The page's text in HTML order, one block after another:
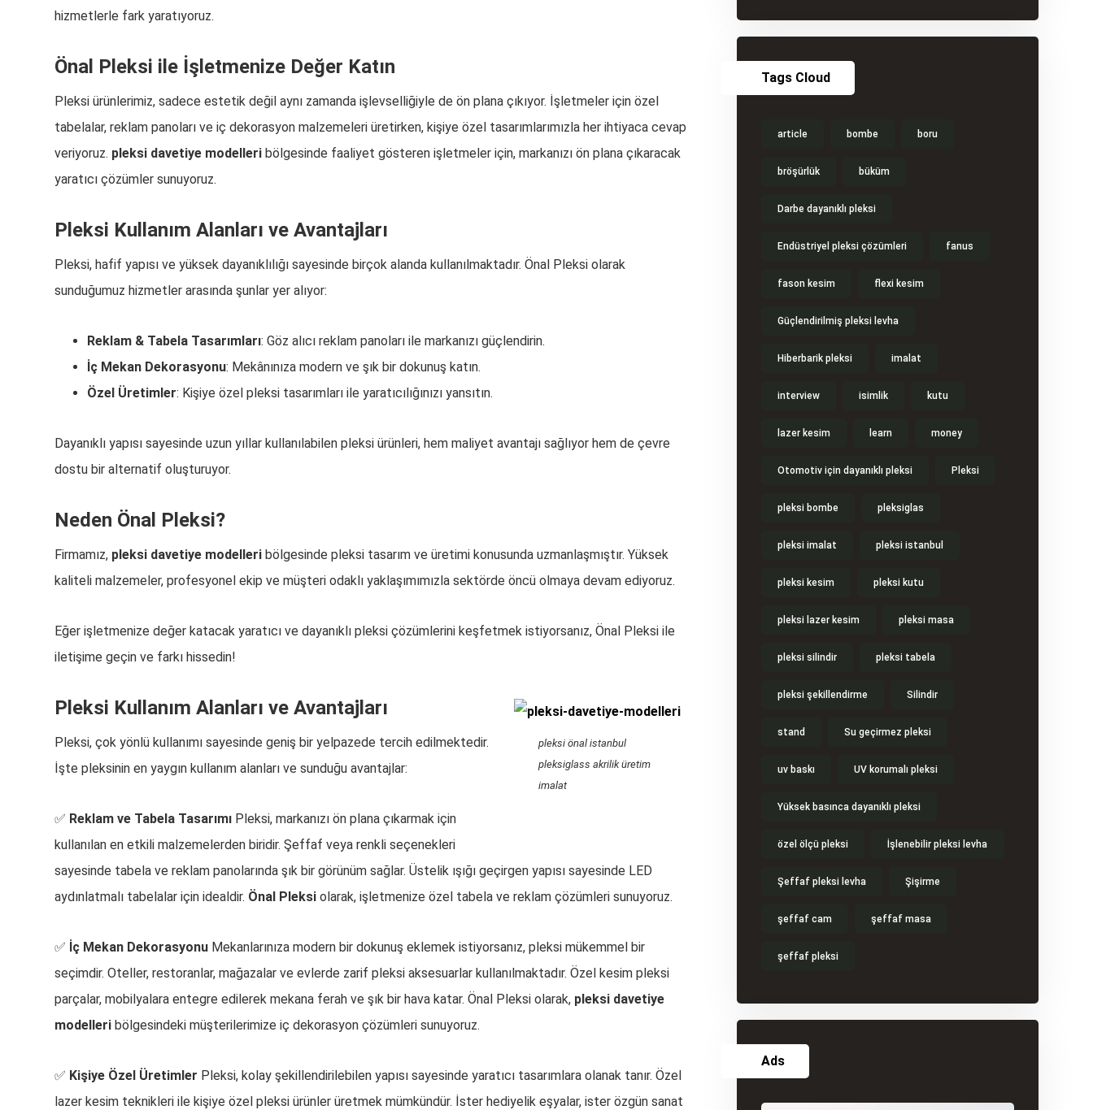
hizmetlerle fark yaratıyoruz.
Önal Pleksi ile İşletmenize Değer Katın
Pleksi ürünlerimiz, sadece estetik değil aynı zamanda işlevselliğiyle de ön plana çıkıyor. İşletmeler için özel
tabelalar, reklam panoları ve iç dekorasyon malzemeleri üretirken, kişiye özel tasarımlarımızla her ihtiyaca cevap
veriyoruz. pleksi davetiye modelleri bölgesinde faaliyet gösteren işletmeler için, markanızı ön plana çıkaracak
yaratıcı çözümler sunuyoruz.
Pleksi Kullanım Alanları ve Avantajları
Pleksi, hafif yapısı ve yüksek dayanıklılığı sayesinde birçok alanda kullanılmaktadır. Önal Pleksi olarak
sunduğumuz hizmetler arasında şunlar yer alıyor:
Reklam & Tabela Tasarımları: Göz alıcı reklam panoları ile markanızı güçlendirin.
İç Mekan Dekorasyonu: Mekânınıza modern ve şık bir dokunuş katın.
Özel Üretimler: Kişiye özel pleksi tasarımları ile yaratıcılığınızı yansıtın.
Dayanıklı yapısı sayesinde uzun yıllar kullanılabilen pleksi ürünleri, hem maliyet avantajı sağlıyor hem de çevre
dostu bir alternatif oluşturuyor.
Neden Önal Pleksi?
Firmamız, pleksi davetiye modelleri bölgesinde pleksi tasarım ve üretimi konusunda uzmanlaşmıştır. Yüksek
kaliteli malzemeler, profesyonel ekip ve müşteri odaklı yaklaşımımızla sektörde öncü olmaya devam ediyoruz.
Eğer işletmenize değer katacak yaratıcı ve dayanıklı pleksi çözümlerini keşfetmek istiyorsanız, Önal Pleksi ile
iletişime geçin ve farkı hissedin!
pleksi önal istanbul
pleksiglass akrilik üretim
imalat
Pleksi Kullanım Alanları ve Avantajları
Pleksi, çok yönlü kullanımı sayesinde geniş bir yelpazede tercih edilmektedir.
İşte pleksinin en yaygın kullanım alanları ve sunduğu avantajlar:
✅ Reklam ve Tabela Tasarımı Pleksi, markanızı ön plana çıkarmak için
kullanılan en etkili malzemelerden biridir. Şeffaf veya renkli seçenekleri
sayesinde tabela ve reklam panolarında şık bir görünüm sağlar. Üstelik ışığı geçirgen yapısı sayesinde LED
aydınlatmalı tabelalar için idealdir. Önal Pleksi olarak, işletmenize özel tabela ve reklam çözümleri sunuyoruz.
✅ İç Mekan Dekorasyonu Mekanlarınıza modern bir dokunuş eklemek istiyorsanız, pleksi mükemmel bir
seçimdir. Oteller, restoranlar, mağazalar ve evlerde zarif pleksi aksesuarlar kullanılmaktadır. Özel kesim pleksi
parçalar, mobilyalara entegre edilerek mekana ferah ve şık bir hava katar. Önal Pleksi olarak, pleksi davetiye
modelleri bölgesindeki müşterilerimize iç dekorasyon çözümleri sunuyoruz.
✅ Kişiye Özel Üretimler Pleksi, kolay şekillendirilebilen yapısı sayesinde yaratıcı tasarımlara olanak tanır. Özel
lazer kesim teknikleri ile kişiye özel pleksi ürünler üretmek mümkündür. İster hediyelik eşyalar, ister özgün sanat
Tags Cloud
article bombe boru
bröşürlük büküm
Darbe dayanıklı pleksi
Endüstriyel pleksi çözümleri fanus
fason kesim flexi kesim
Güçlendirilmiş pleksi levha
Hiberbarik pleksi imalat
interview isimlik kutu
lazer kesim learn money
Otomotiv için dayanıklı pleksi Pleksi
pleksi bombe pleksiglas
pleksi imalat pleksi istanbul
pleksi kesim pleksi kutu
pleksi lazer kesim pleksi masa
pleksi silindir pleksi tabela
pleksi şekillendirme Silindir
stand Su geçirmez pleksi
uv baskı UV korumalı pleksi
Yüksek basınca dayanıklı pleksi
özel ölçü pleksi İşlenebilir pleksi levha
Şeffaf pleksi levha Şişirme
şeffaf cam şeffaf masa
şeffaf pleksi
Ads